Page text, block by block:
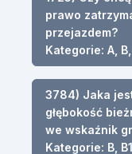
prawo
przejazdem?
Kategorie: A, B,
3784) Jaka
głębokość
we wskaźnik
Kategorie: B, B1